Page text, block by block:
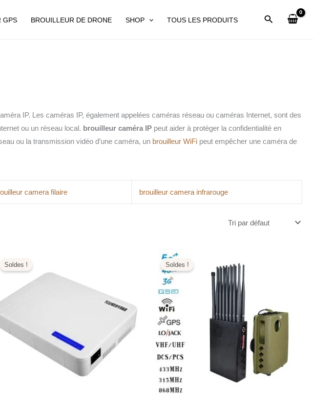
GPS BROUILLEUR DE DRONE SHOP TOUS LES PRODUITS
IP. Les caméras IP, également appelées caméras réseau ou caméras Internet, sont des
ou un réseau local. brouilleur caméra IP peut aider à protéger la confidentialité en
ou la transmission vidéo d’une caméra, un brouilleur WiFi peut empêcher une caméra de
camera filaire brouilleur camera infrarouge
Soldes !
329,99€
Soldes ! initial
1.799,00€.
actuel
est :
789,99€.